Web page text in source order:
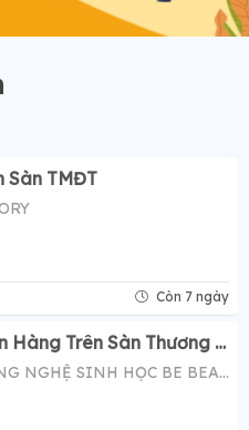
Sàn TMĐT
Còn 7 ngày
Tuyển Quản Lý Tiếp Thị Bán Hàng Trên Sàn Thương Mại Điện Tử ( Tiktok Shop)- Mức Lương Hấp Dẫn 12-20 Triệu
CÔNG TY TNHH CÔNG NGHỆ SINH HỌC BE BEAUTY